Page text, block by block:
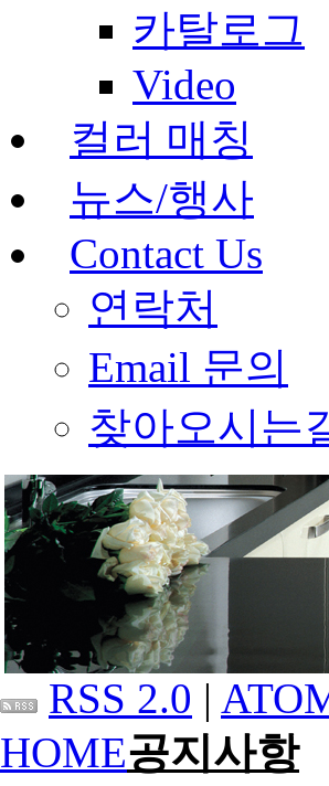
카탈로그
Video
컬러 매칭
뉴스/행사
Contact Us
연락처
Email 문의
찾아오시는
RSS 2.0 |
HOME공지사항